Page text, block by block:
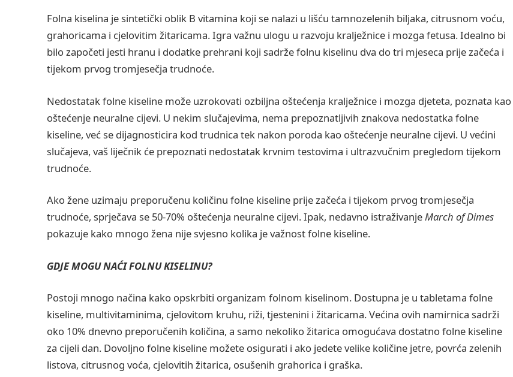
Folna kiselina je sintetički oblik B vitamina koji se nalazi u lišću tamnozelenih biljaka, citrusnom voću,
grahoricama i cjelovitim žitaricama. Igra važnu ulogu u razvoju kralježnice i mozga fetusa. Idealno bi
bilo započeti jesti hranu i dodatke prehrani koji sadrže folnu kiselinu dva do tri mjeseca prije začeća i
tijekom prvog tromjesečja trudnoće.
Nedostatak folne kiseline može uzrokovati ozbiljna oštećenja kralježnice i mozga djeteta, poznata kao
oštećenje neuralne cijevi. U nekim slučajevima, nema prepoznatljivih znakova nedostatka folne
kiseline, već se dijagnosticira kod trudnica tek nakon poroda kao oštećenje neuralne cijevi. U većini
slučajeva, vaš liječnik će prepoznati nedostatak krvnim testovima i ultrazvučnim pregledom tijekom
trudnoće.
Ako žene uzimaju preporučenu količinu folne kiseline prije začeća i tijekom prvog tromjesečja
trudnoće, sprječava se 50-70% oštećenja neuralne cijevi. Ipak, nedavno istraživanjeMarch of Dimes
pokazuje kako mnogo žena nije svjesno kolika je važnost folne kiseline.
GDJE MOGU NAĆI FOLNU KISELINU?
Postoji mnogo načina kako opskrbiti organizam folnom kiselinom. Dostupna je u tabletama folne
kiseline, multivitaminima, cjelovitom kruhu, riži, tjestenini i žitaricama. Većina ovih namirnica sadrži
oko 10% dnevno preporučenih količina, a samo nekoliko žitarica omogućava dostatno folne kiseline
za cijeli dan. Dovoljno folne kiseline možete osigurati i ako jedete velike količine jetre, povrća zelenih
listova, citrusnog voća, cjelovitih žitarica, osušenih grahorica i graška.